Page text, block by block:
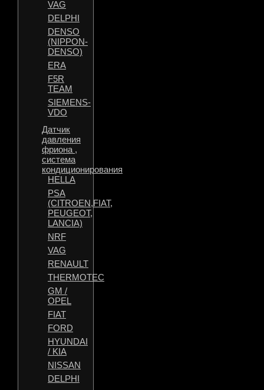
VAG
DELPHI
DENSO
(NIPPON-
DENSO)
ERA
F5R
TEAM
SIEMENS-
VDO
Датчик
давления
фриона ,
система
кондиционирования
HELLA
PSA
(CITROEN,FIAT,
PEUGEOT,
LANCIA)
NRF
VAG
RENAULT
THERMOTEC
GM /
OPEL
FIAT
FORD
HYUNDAI
/ KIA
NISSAN
DELPHI